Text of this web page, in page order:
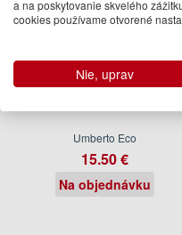
Umberto Eco
15.50 €
Na objednávku
a na poskytovanie skvelého
cookies používame otvorené
Nie, uprav